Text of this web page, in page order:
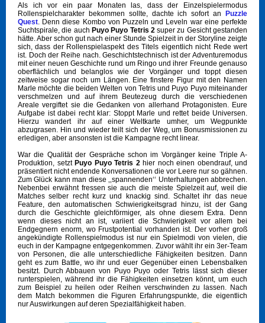
Als ich vor ein paar Monaten las, dass der Einzelspielermodus
Rollenspielcharakter bekommen sollte, dachte ich sofort an Puzzle
Quest. Denn diese Kombo von Puzzeln und Leveln war eine perfekte
Suchtspirale, die auch Puyo Puyo Tetris 2super zu Gesicht gestanden
hätte. Aber schon gut nach einer Stunde Spielzeit in der Storyline zeigte
sich, dass der Rollenspielaspekt des Titels eigentlich nicht Rede wert
ist. Doch der Reihe nach. Geschichtstechnisch ist der Adventuremodus
mit einer neuen Geschichte rund um Ringo und ihrer Freunde genauso
oberflächlich und belanglos wie der Vorgänger und toppt diesen
zeitweise sogar noch um Längen. Eine finstere Figur mit den Namen
Marle möchte die beiden Welten von Tetris und Puyo Puyo miteinander
verschmelzen und auf ihrem Beutezeug durch die verschiedenen
Areale vergiftet sie die Gedanken von allerhand Protagonisten. Eure
Aufgabe ist dabei recht klar: Stoppt Marle und rettet beide Universen.
Hierzu wandert ihr auf einer Weltkarte umher, um Wegpunkte
abzugrasen. Hin und wieder teilt sich der Weg, um Bonusmissionen zu
erledigen, aber ansonsten ist die Kampagne recht linear.
War die Qualität der Gespräche schon im Vorgänger keine Triple A-
Produktion, setzt Puyo Puyo Tetris 2hier noch einen obendrauf, und
präsentiert nicht endende Konversationen die vor Leere nur so gähnen.
Zum Glück kann man diese ‚‚spannenden‘‘ Unterhaltungen abbrechen.
Nebenbei erwähnt fressen sie auch die meiste Spielzeit auf, weil die
Matches selber recht kurz und knackig sind. Schaltet ihr das neue
Feature, den automatischen Schwierigkeitsgrad hinzu, ist der Gang
durch die Geschichte gleichförmiger, als ohne diesem Extra. Denn
wenn dieses nicht an ist, variiert die Schwierigkeit vor allem bei
Endgegnern enorm, wo Frustpotential vorhanden ist. Der vorher groß
angekündigte Rollenspielmodus ist nur ein Spielmodi von vielen, die
euch in der Kampagne entgegenkommen. Zuvor wählt ihr ein 3er-Team
von Personen, die alle unterschiedliche Fähigkeiten besitzen. Dann
geht es zum Battle, wo ihr und euer Gegenüber einen Lebensbalken
besitzt. Durch Abbauen von Puyo Puyo oder Tetris lässt sich dieser
runterspielen, während ihr die Fähigkeiten einsetzen könnt, um euch
zum Beispiel zu heilen oder Reihen verschwinden zu lassen. Nach
dem Match bekommen die Figuren Erfahrungspunkte, die eigentlich
nur Auswirkungen auf deren Spezialfähigkeit haben.